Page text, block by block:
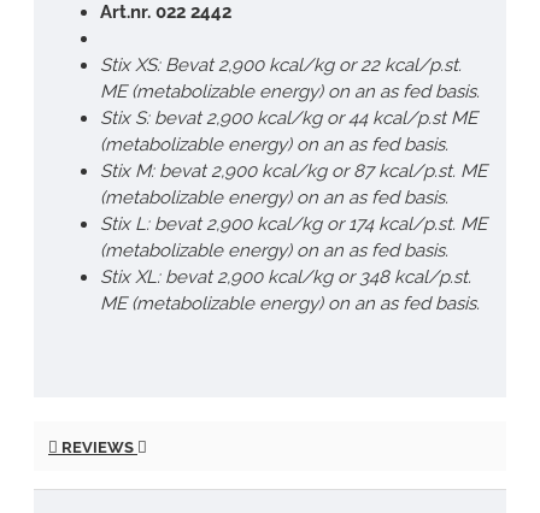
Art.nr. 022 2442
Stix XS: Bevat 2,900 kcal/kg or 22 kcal/p.st.
ME (metabolizable energy) on an as fed basis.
Stix S: bevat 2,900 kcal/kg or 44 kcal/p.st ME
(metabolizable energy) on an as fed basis.
Stix M: bevat 2,900 kcal/kg or 87 kcal/p.st. ME
(metabolizable energy) on an as fed basis.
Stix L: bevat 2,900 kcal/kg or 174 kcal/p.st. ME
(metabolizable energy) on an as fed basis.
Stix XL: bevat 2,900 kcal/kg or 348 kcal/p.st.
ME (metabolizable energy) on an as fed basis.
REVIEWS